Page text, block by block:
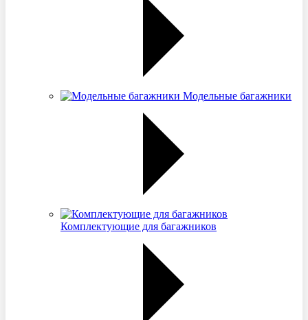
Модельные багажники
Комплектующие для багажников